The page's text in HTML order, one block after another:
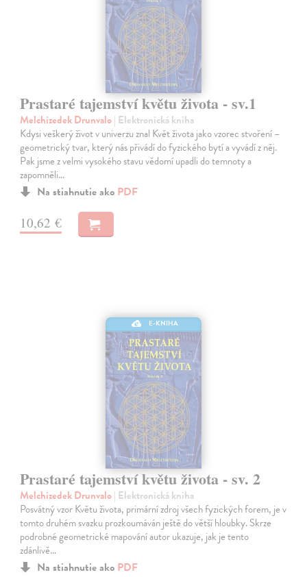
Prastaré tajemství květu života - sv.1
Melchizedek Drunvalo| Elektronická kniha
Kdysi veškerý život v univerzu znal Květ života jako vzorec stvoření –
geometrický tvar, který nás přivádí do fyzického bytí a vyvádí z něj.
Pak jsme z velmi vysokého stavu vědomí upadli do temnoty a
zapomněli…
Na stiahnutie ako PDF
10,62 €
E-KNIHA
Prastaré tajemství květu života - sv. 2
Melchizedek Drunvalo| Elektronická kniha
Posvátný vzor Květu života, primární zdroj všech fyzických forem, je v
tomto druhém svazku prozkoumáván ještě do větší hloubky. Skrze
podrobné geometrické mapování autor ukazuje, jak je tento
zdánlivě…
Na stiahnutie ako PDF